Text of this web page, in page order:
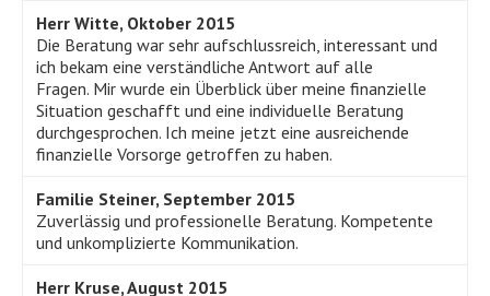
Herr Witte, Oktober 2015
Die Beratung war sehr aufschlussreich, interessant und
ich bekam eine verständliche Antwort auf alle
Fragen. Mir wurde ein Überblick über meine finanzielle
Situation geschafft und eine individuelle Beratung
durchgesprochen. Ich meine jetzt eine ausreichende
finanzielle Vorsorge getroffen zu haben.
Familie Steiner, September 2015
Zuverlässig und professionelle Beratung. Kompetente
und unkomplizierte Kommunikation.
Herr Kruse, August 2015